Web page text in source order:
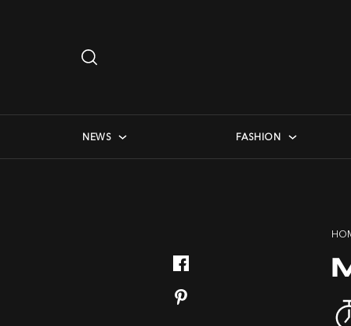
…
NEWS FASHION